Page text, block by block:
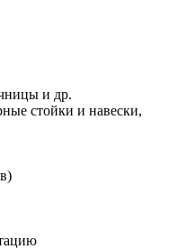
и др.
стойки и навески,